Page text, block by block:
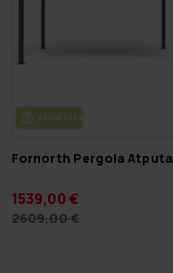
BEZ­MAK­SAS PIE­GĀ­DE
Fornorth Pergola
1539,00 €
2609,00 €